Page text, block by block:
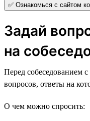
✅ Ознакомься с сайтом
Задай
на
Перед собеседованием с
вопросов, ответы на
О чем можно спросить: